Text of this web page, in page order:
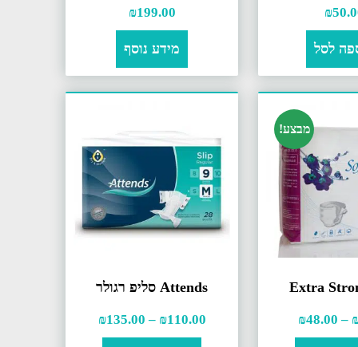
₪
לסל
₪199.00
מידע נוסף
מבצע!
–
₪48.00
Attends סליפ רגולר
₪110.00
–
₪135.00